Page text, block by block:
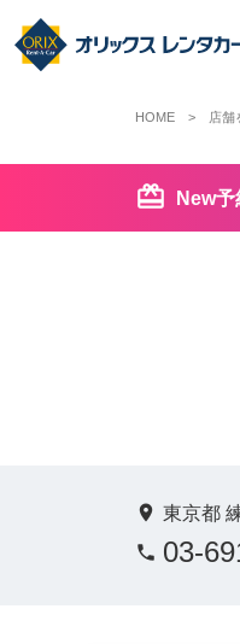
New
東京都
03-
HOME 店舗